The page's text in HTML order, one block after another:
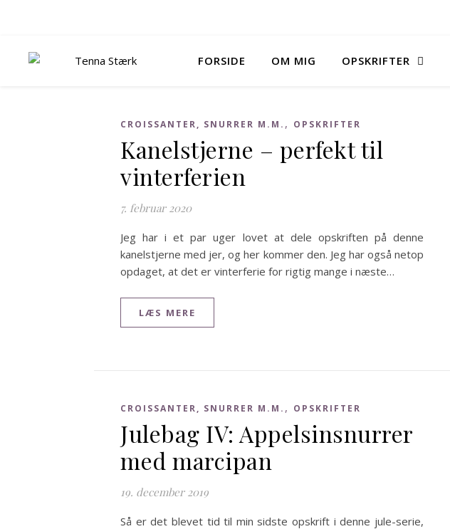
FORSIDE OM MIG OPSKRIFTER
CROISSANTER, SNURRER M.M. , OPSKRIFTER
Kanelstjerne – perfekt til
vinterferien
7. februar 2020
Jeg har i et par uger lovet at dele opskriften på denne
kanelstjerne med jer, og her kommer den. Jeg har også netop
opdaget, at det er vinterferie for rigtig mange i næste…
LÆS MERE
CROISSANTER, SNURRER M.M. , OPSKRIFTER
Julebag IV: Appelsinsnurrer
med marcipan
19. december 2019
Så er det blevet tid til min sidste opskrift i denne jule-serie,